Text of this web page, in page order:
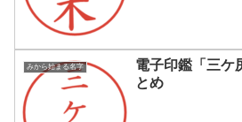
みから始まる名字
電子印鑑「三ケ
とめ